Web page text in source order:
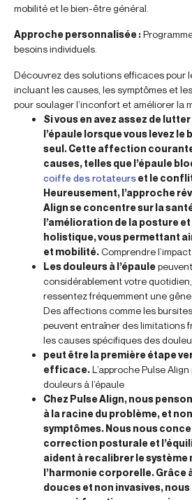
mobilité et le bien-être général.
Approche personnalisée :
besoins individuels.
Découvrez des solutions efficaces pour
incluant les causes, les symptômes et
pour soulager l’inconfort et améliorer la
Si vous en avez assez de
l’épaule lorsque vous levez le
seul. Cette affection
causes, telles que l’épaule
coiffe des rotateurset le
Heureusement, l’approche
Align se concentre sur la
l’amélioration de la posture
holistique, vous permettant
et mobilité.Comprendre
Les douleurs à l’épaule
considérablement votre
ressentez fréquemment une
Des affections comme les
peuvent entraîner des limitations
les causes spécifiques des
peut être la première étape
efficace.L’approche Pulse
douleurs à l’épaule
Chez Pulse Align, nous
à la racine du problème, et
symptômes. Nous nous
correction posturale et
aident à recalibrer le système
l’harmonie corporelle. Grâce
douces et non invasives,